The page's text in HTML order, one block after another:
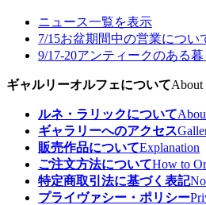
ニュース一覧を表示
7/15お盆期間中の営業につい
9/17-20アンティークのある
ギャルリーオルフェについてAbout
ルネ・ラリックについて
ギャラリーへのアクセス
販売作品についてExplanation
ご注文方法についてHow to
特定商取引法に基づく表記
プライヴァシー・ポリシー